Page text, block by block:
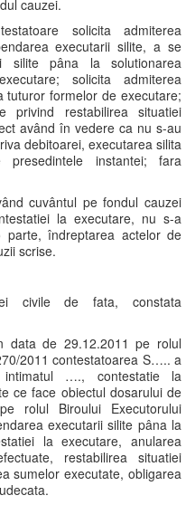
cauzei.
solicita admiterea
executarii silite, a se
silite pâna la solutionarea
solicita admiterea
tuturor formelor de executare;
privind restabilirea situatiei
având în vedere ca nu s-au
debitoarei, executarea silita
instantei; fara
cuvântul pe fondul cauzei
la executare, nu s-a
îndreptarea actelor de
scrise.
civile de fata, constata
data de 29.12.2011 pe rolul
2011 contestatoarea S….. a
…., contestatie la
ce face obiectul dosarului de
rolul Biroului Executorului
executarii silite pâna la
la executare, anularea
restabilirea situatiei
sumelor executate, obligarea